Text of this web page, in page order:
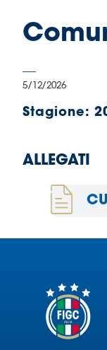
Serie
del
Calcio
partner
Assicurazione
Whistleblowing
5/12/2026
Stagione:
ALLEGATI